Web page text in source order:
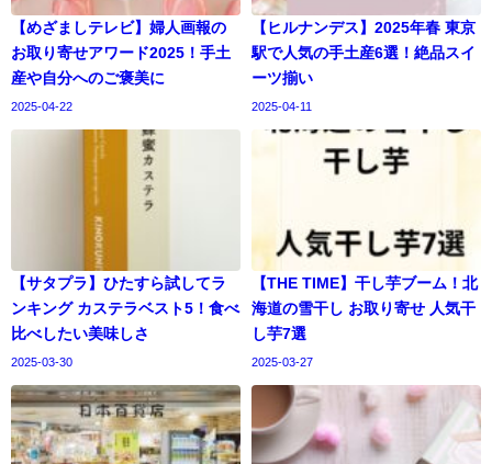
【めざましテレビ】婦人画報の
お取り寄せアワード2025！手土
産や自分へのご褒美に
2025-04-22
【ヒルナンデス】2025年春 東京
駅で人気の手土産6選！絶品スイ
ーツ揃い
2025-04-11
【サタプラ】ひたすら試してラ
ンキング カステラベスト5！食べ
比べしたい美味しさ
2025-03-30
【THE TIME】干し芋ブーム！北
海道の雪干し お取り寄せ 人気干
し芋7選
2025-03-27